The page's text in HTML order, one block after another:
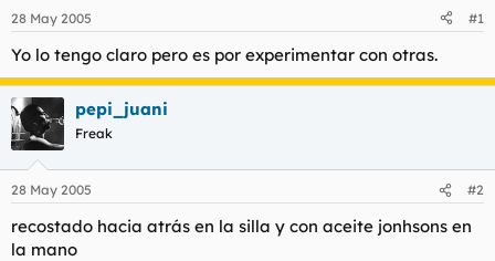
d
o
r
e
l
t
e
m
a
i
n
c
i
o
28 May 2005 #1
Yo lo tengo claro pero es por experimentar con otras.
pepi_juani
Freak
28 May 2005 #2
recostado hacia atrás en la silla y con aceite jonhsons en
la mano